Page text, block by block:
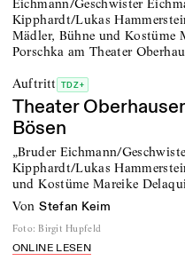
Auftritt TDZ+
Theater
Bösen
„Bruder Eichmann/
Kipphardt/Lukas
und Kostüme Mareike
von Stefan Keim
Foto: Birgit Hupfeld
ONLINE LESEN